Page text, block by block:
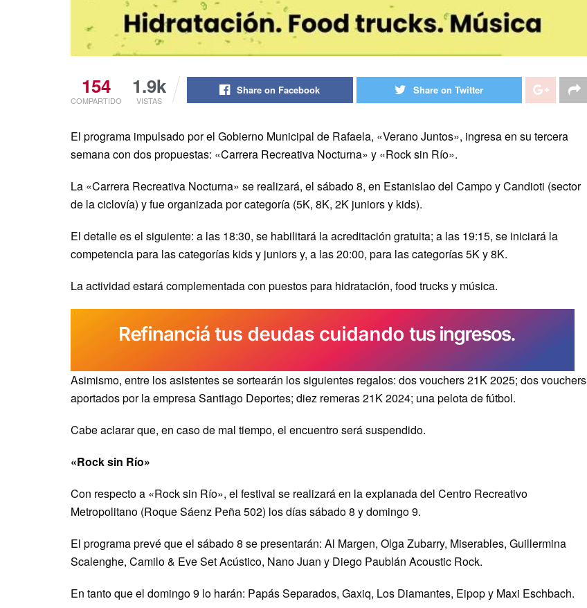
154
COMPARTIDO
1.9k
VISTAS
Share on Facebook Share on Twitter
El programa impulsado por el Gobierno Municipal de Rafaela, «Verano Juntos», ingresa en su tercera
semana con dos propuestas: «Carrera Recreativa Nocturna» y «Rock sin Río».
La «Carrera Recreativa Nocturna» se realizará, el sábado 8, en Estanislao del Campo y Candioti (sector
de la ciclovía) y fue organizada por categoría (5K, 8K, 2K juniors y kids).
El detalle es el siguiente: a las 18:30, se habilitará la acreditación gratuita; a las 19:15, se iniciará la
competencia para las categorías kids y juniors y, a las 20:00, para las categorías 5K y 8K.
La actividad estará complementada con puestos para hidratación, food trucks y música.
Asimismo, entre los asistentes se sortearán los siguientes regalos: dos vouchers 21K 2025; dos vouchers
aportados por la empresa Santiago Deportes; diez remeras 21K 2024; una pelota de fútbol.
Cabe aclarar que, en caso de mal tiempo, el encuentro será suspendido.
«Rock sin Río»
Con respecto a «Rock sin Río», el festival se realizará en la explanada del Centro Recreativo
Metropolitano (Roque Sáenz Peña 502) los días sábado 8 y domingo 9.
El programa prevé que el sábado 8 se presentarán: Al Margen, Olga Zubarry, Miserables, Guillermina
Scalenghe, Camilo & Eve Set Acústico, Nano Juan y Diego Paublán Acoustic Rock.
En tanto que el domingo 9 lo harán: Papás Separados, Gaxiq, Los Diamantes, Eipop y Maxi Eschbach.